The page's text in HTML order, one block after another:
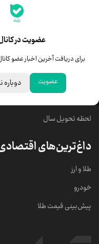
عضویت در
برای دریافت آخرین اخبار عضو
عضویت
جدیدترین قیمت‌ها
خبرهای مهم
لحظه تحویل سال
داغ‌ترین‌های
طلا و ارز
خودرو
پیش‌بینی قیمت طلا